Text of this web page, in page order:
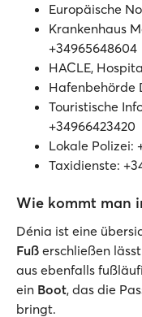
Europäische
Krankenhaus
+34965648604
HACLE,
Hafenbehörde
Touristische
+34966423420
Lokale Polizei:
Taxidienste:
Wie kommt man
Dénia ist eine
Fuß erschließen
aus ebenfalls
ein Boot, das die
bringt.